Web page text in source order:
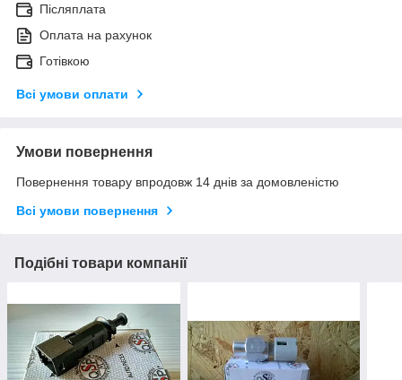
Післяплата
Оплата на рахунок
Готівкою
Всі умови оплати
Умови повернення
Повернення товару впродовж 14 днів за домовленістю
Всі умови повернення
Подібні товари компанії